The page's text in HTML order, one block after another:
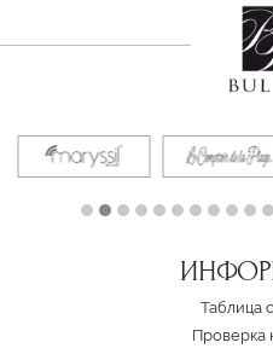
Таблица
Проверка